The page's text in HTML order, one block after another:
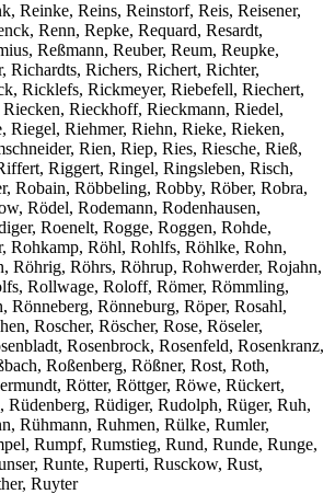
Reinke, Reins, Reinstorf, Reis, Reisener,
Renn, Repke, Requard, Resardt,
Reßmann, Reuber, Reum, Reupke,
Richardts, Richers, Richert, Richter,
Ricklefs, Rickmeyer, Riebefell, Riechert,
Rieckhoff, Rieckmann, Riedel,
Riegel, Riehmer, Riehn, Rieke, Rieken,
Rien, Riep, Ries, Riesche, Rieß,
Riggert, Ringel, Ringsleben, Risch,
Robain, Röbbeling, Robby, Röber, Robra,
Rödel, Rodemann, Rodenhausen,
Roenelt, Rogge, Roggen, Rohde,
Rohkamp, Röhl, Rohlfs, Röhlke, Rohn,
Röhrig, Röhrs, Röhrup, Rohwerder, Rojahn,
Rollwage, Roloff, Römer, Römmling,
Rönneberg, Rönneburg, Röper, Rosahl,
Roscher, Röscher, Rose, Röseler,
Rosenbrock, Rosenfeld, Rosenkranz,
Roßenberg, Rößner, Rost, Roth,
Rötter, Röttger, Röwe, Rückert,
Rüdenberg, Rüdiger, Rudolph, Rüger, Ruh,
Rühmann, Ruhmen, Rülke, Rumler,
Rumpf, Rumstieg, Rund, Runde, Runge,
Runte, Ruperti, Rusckow, Rust,
Ruyter